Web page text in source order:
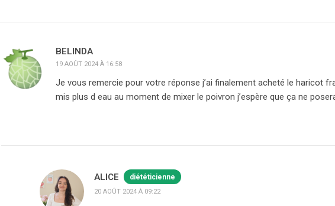
BELINDA
19 AOÛT 2024 À 16:58
Je vous remercie pour votre réponse j’ai finalement acheté le haricot
mis plus d eau au moment de mixer le poivron j’espère que ça ne
ALICE diététicienne
20 AOÛT 2024 À 09:22